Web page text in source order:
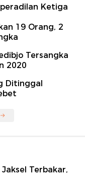
Ketiga
19 Orang, 2
Tersangka
2020
Ditinggal
Terbakar,